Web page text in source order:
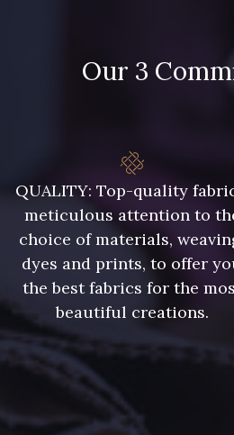
Our 3
QUALITY: Top-quality
meticulous attention to
choice of materials,
dyes and prints, to offer
the best fabrics for the
beautiful creations.